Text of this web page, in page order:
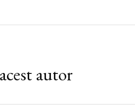
autor